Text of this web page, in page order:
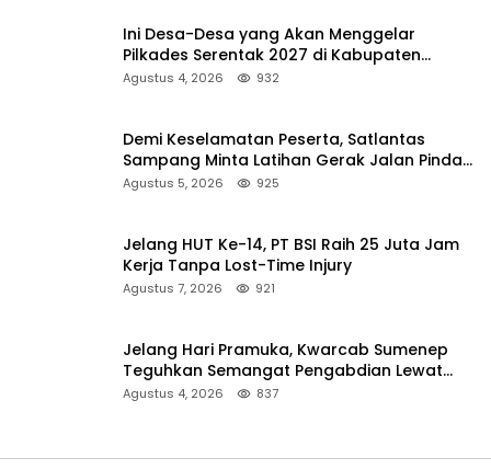
Ini Desa-Desa yang Akan Menggelar
Pilkades Serentak 2027 di Kabupaten
Sumenep
Agustus 4, 2026 932
Demi Keselamatan Peserta, Satlantas
Sampang Minta Latihan Gerak Jalan Pindah
ke Lokasi Aman
Agustus 5, 2026 925
Jelang HUT Ke-14, PT BSI Raih 25 Juta Jam
Kerja Tanpa Lost-Time Injury
Agustus 7, 2026 921
Jelang Hari Pramuka, Kwarcab Sumenep
Teguhkan Semangat Pengabdian Lewat
Ziarah Pahlawan
Agustus 4, 2026 837